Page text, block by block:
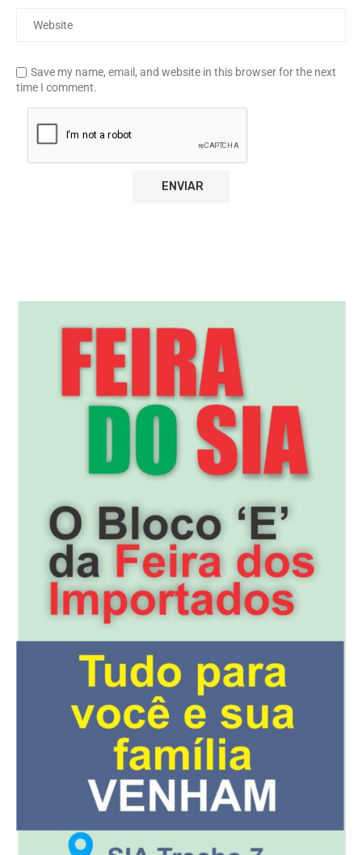
Save my name, email, and website in this browser for the next
time I comment.